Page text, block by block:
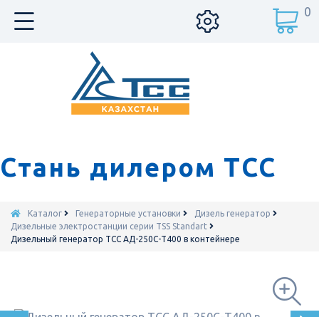
Стань дилером ТСС
0
Каталог Генераторные установки
Дизель генератор
Дизельные электростанции серии TSS Standart
Дизельный генератор ТСС АД-250С-Т400 в контейнере